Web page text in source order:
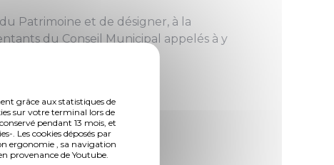
grâce aux statistiques de
sur votre terminal lors de
pendant 13 mois, et
. Les cookies déposés par
ergonomie , sa navigation
provenance de Youtube.
Patrimoine et de désigner, à la
du Conseil Municipal appelés à y